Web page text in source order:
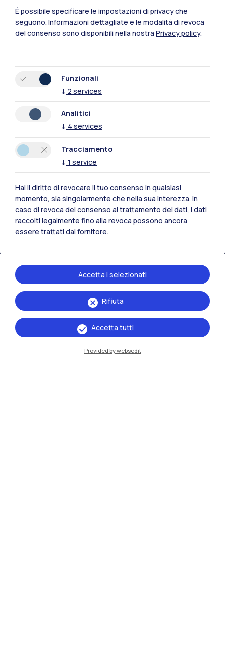
Polimi Community
Tutti i siti dell’ecosistema
Residenze Frontiere
È possibile specificare le impostazioni di privacy che
seguono. Informazioni dettagliate e le modalità di revoca
del consenso sono disponibili nella nostra Privacy policy.
Funzionali
↓ 2 services
Analitici
↓ 4 services
Tracciamento
↓ 1 service
Hai il diritto di revocare il tuo consenso in qualsiasi
momento, sia singolarmente che nella sua interezza. In
caso di revoca del consenso al trattamento dei dati, i dati
raccolti legalmente fino alla revoca possono ancora
essere trattati dal fornitore.
Rifiuta
Accetta i selezionati
Accetta tutti
Provided by websedit